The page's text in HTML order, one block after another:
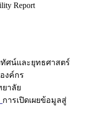
Report
ศน์และยุทธศาสตร์
งค์กร
าลัย
การเปิดเผยข้อมูลสู่